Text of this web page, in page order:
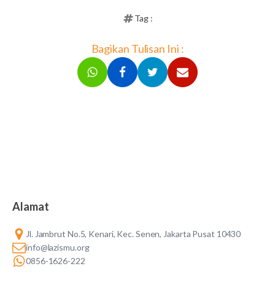
Tag :
Bagikan Tulisan Ini :
Alamat
Jl. Jambrut No.5, Kenari, Kec. Senen, Jakarta Pusat 10430
info@lazismu.org
0856-1626-222